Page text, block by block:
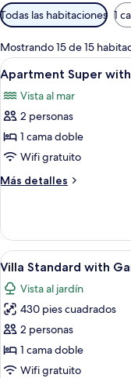
Filtros
disponibles
para
las
habitaciones
Todas las habitaciones 1
Mostrando 15 de 15
Abrir
todas
las
fotos
de
Apartment
Super
with
View
16
Apartment Super
Vista al mar
2 personas
1 cama doble
Wifi gratuito
Más detalles
Más
Super
with
Sea
Abrir
todas
las
fotos
de
Villa
Standard
7
Villa Standard with
Vista al jardín
430 pies cuadrados
2 personas
1 cama doble
Wifi gratuito